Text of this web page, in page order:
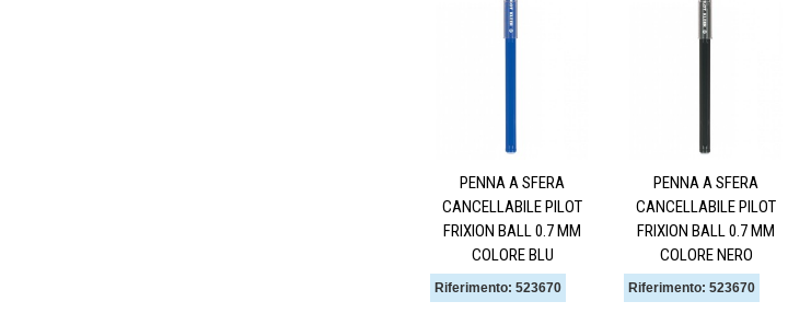
PENNA A SFERA
CANCELLABILE PILOT
FRIXION BALL 0.7 MM
COLORE BLU
Riferimento: 523670
PENNA A SFERA
CANCELLABILE PILOT
FRIXION BALL 0.7 MM
COLORE NERO
Riferimento: 523670